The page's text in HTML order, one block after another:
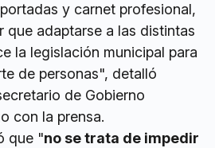
y carnet profesional,
que adaptarse a las distintas
la legislación municipal para
de personas", detalló
de Gobierno
con la prensa.
que "no se trata de impedir